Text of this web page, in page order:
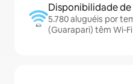
Disponibilidade de
5.780 aluguéis por
(Guarapari) têm Wi-Fi